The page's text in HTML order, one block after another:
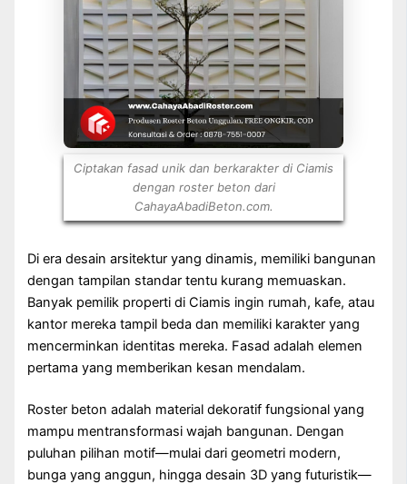
Ciptakan fasad unik dan berkarakter di Ciamis
dengan roster beton dari
CahayaAbadiBeton.com.
Di era desain arsitektur yang dinamis, memiliki bangunan
dengan tampilan standar tentu kurang memuaskan.
Banyak pemilik properti di Ciamis ingin rumah, kafe, atau
kantor mereka tampil beda dan memiliki karakter yang
mencerminkan identitas mereka. Fasad adalah elemen
pertama yang memberikan kesan mendalam.
Roster beton adalah material dekoratif fungsional yang
mampu mentransformasi wajah bangunan. Dengan
puluhan pilihan motif—mulai dari geometri modern,
bunga yang anggun, hingga desain 3D yang futuristik—